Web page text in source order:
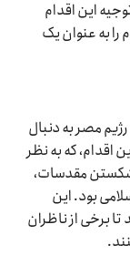
این اقدام
را به عنوان یک
مصر به دنبال
که به نظر
مقدسات،
بود. این
برخی از ناظران